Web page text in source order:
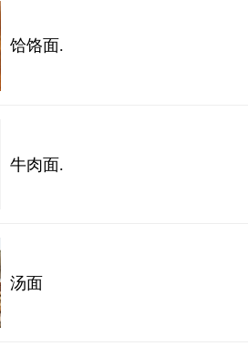
饸饹面.
牛肉面.
汤面